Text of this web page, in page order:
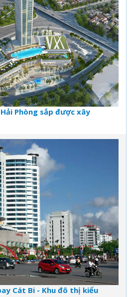
Phòng sắp được xây
Cát Bi - Khu đô thị kiểu